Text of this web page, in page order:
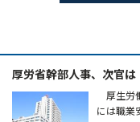
厚労省幹部人事、次官
厚生労
には職業